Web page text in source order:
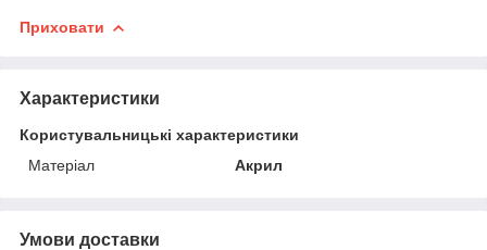
Приховати
Характеристики
Користувальницькі характеристики
Матеріал
Акрил
Умови доставки